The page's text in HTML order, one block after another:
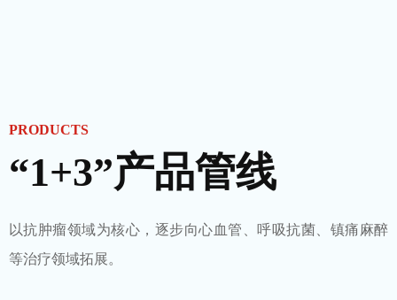
PRODUCTS
“1+3”产品管线
以抗肿瘤领域为核心，逐步向心血管、呼吸抗菌、镇痛麻醉
等治疗领域拓展。